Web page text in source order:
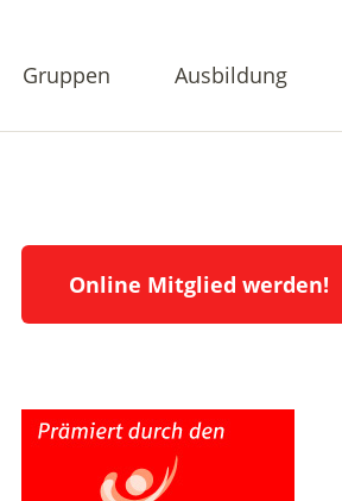
Gruppen Ausbildung
Online Mitglied werden!